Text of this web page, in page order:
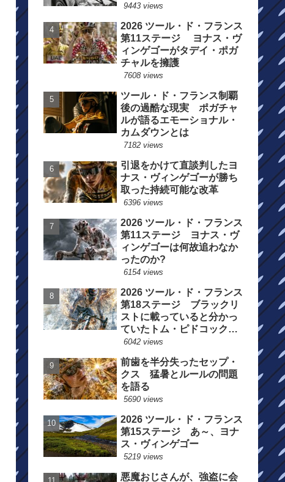
9443 views
2026 ツール・ド・フランス
第11ステージ ヨナス・ヴ
ィンゲゴーがタデイ・ポガ
チャルを擁護
7608 views
ツール・ド・フランス制覇
後の過酷な現実 ポガチャ
ルが語るエモーショナル・
カムダウンとは
7182 views
引退をかけて直談判したヨ
ナス・ヴィンゲゴーが勝ち
取った持続可能な改革
6396 views
2026 ツール・ド・フランス
第11ステージ ヨナス・ヴ
ィンゲゴーは何故追わなか
ったのか?
6154 views
2026 ツール・ド・フランス
第18ステージ ブラックリ
ストに載っていると分かっ
ていたトム・ピドコックは
総合順位死守に
6042 views
前歯を半分失ったセップ・
クス 猛暑とルールの問題
を語る
5690 views
2026 ツール・ド・フランス
第15ステージ あ～、ヨナ
ス・ヴィンゲゴー
5219 views
悪魔おじさんが、強盗に会